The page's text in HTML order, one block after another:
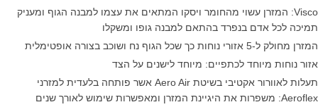
Visco: המזרן עשוי מהחומר ויסקו המתאים את עצמו למבנה הגוף ומעניק
תמיכה לכל אדם בנפרד בהתאם למבנה גופו ומשקלו
המזרן מחולק ל-5 אזורי נוחות כך שכל הגוף נח ושוכב בצורה אופטימלית
אזור נוחות מיוחד לכתפיים: מיוחד לישנים על הצד
תעלות לאוורור אקטיבי בשיטת Aero Air אשר פותחה בלעדית למזרני
Aeroflex: משפרות את היגיינת המזרן ומאפשרות שימוש לאורך שנים